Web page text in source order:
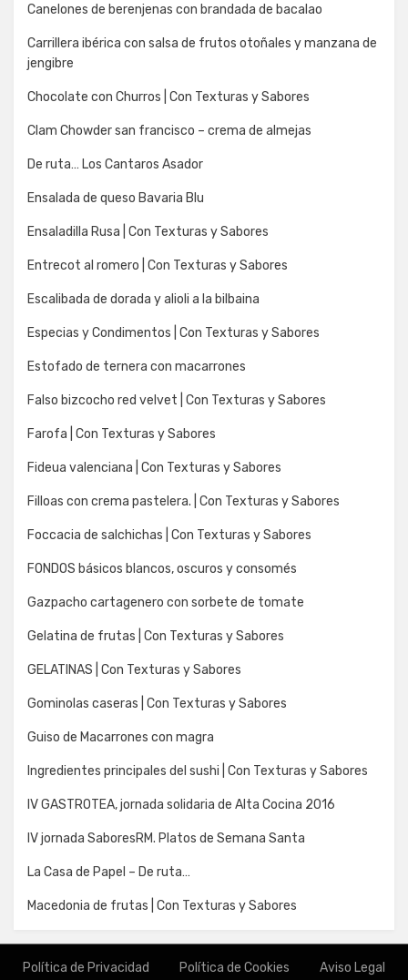
Canelones de berenjenas con brandada de bacalao
Carrillera ibérica con salsa de frutos otoñales y manzana de
jengibre
Chocolate con Churros | Con Texturas y Sabores
Clam Chowder san francisco – crema de almejas
De ruta… Los Cantaros Asador
Ensalada de queso Bavaria Blu
Ensaladilla Rusa | Con Texturas y Sabores
Entrecot al romero | Con Texturas y Sabores
Escalibada de dorada y alioli a la bilbaina
Especias y Condimentos | Con Texturas y Sabores
Estofado de ternera con macarrones
Falso bizcocho red velvet | Con Texturas y Sabores
Farofa | Con Texturas y Sabores
Fideua valenciana | Con Texturas y Sabores
Filloas con crema pastelera. | Con Texturas y Sabores
Foccacia de salchichas | Con Texturas y Sabores
FONDOS básicos blancos, oscuros y consomés
Gazpacho cartagenero con sorbete de tomate
Gelatina de frutas | Con Texturas y Sabores
GELATINAS | Con Texturas y Sabores
Gominolas caseras | Con Texturas y Sabores
Guiso de Macarrones con magra
Ingredientes principales del sushi | Con Texturas y Sabores
IV GASTROTEA, jornada solidaria de Alta Cocina 2016
IV jornada SaboresRM. Platos de Semana Santa
La Casa de Papel – De ruta…
Macedonia de frutas | Con Texturas y Sabores
Política de Privacidad Política de Cookies Aviso Legal